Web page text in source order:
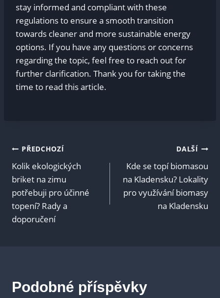
‌stay ​informed ‌and compliant with these
⁤regulations to ensure​ a smooth​ transition‌
towards cleaner ⁤and more​ sustainable energy
options. If⁤ you‍ have ​any questions or concerns
⁤regarding the​ topic, ⁣feel ⁣free to reach out for
further clarification.⁢ Thank you for taking‌ the
time to read ‌this article.
Navigace
pro
příspěvek
PŘEDCHOZÍ
Kolik ekologických
briket na zimu
potřebuji pro účinné
topení? Rady a
doporučení
DALŠÍ
Kde se topí biomasou
na Kladensku? Lokality
pro využívání biomasy
na Kladensku
Podobné příspěvky